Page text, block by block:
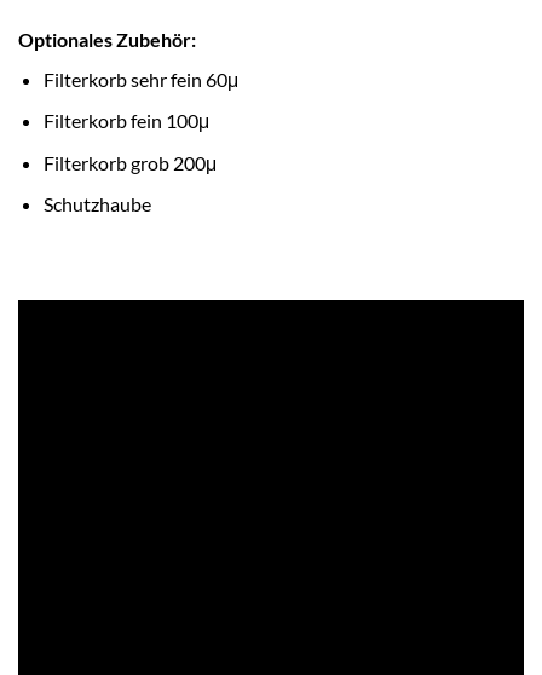
Optionales Zubehör:
Filterkorb sehr fein 60μ
Filterkorb fein 100μ
Filterkorb grob 200μ
Schutzhaube